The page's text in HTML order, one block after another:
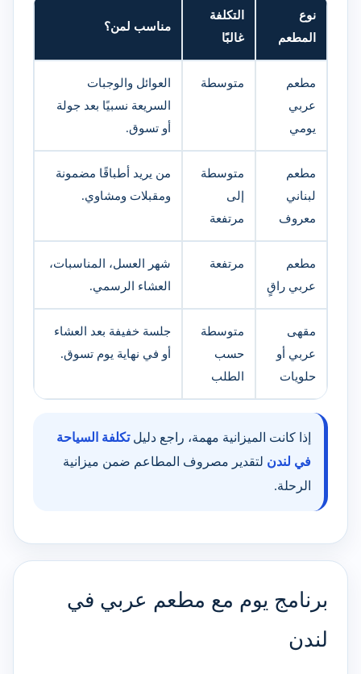
نوع
المطعم
التكلفة
غالبًا
مناسب لمن؟
مطعم
عربي
يومي
متوسطة
العوائل والوجبات
السريعة نسبيًا بعد جولة
أو تسوق.
مطعم
لبناني
معروف
متوسطة
إلى
مرتفعة
من يريد أطباقًا مضمونة
ومقبلات ومشاوي.
مطعم
عربي راقٍ
مرتفعة
شهر العسل، المناسبات،
العشاء الرسمي.
مقهى
عربي أو
حلويات
متوسطة
حسب
الطلب
جلسة خفيفة بعد العشاء
أو في نهاية يوم تسوق.
إذا كانت الميزانية مهمة، راجع دليلتكلفة السياحة
في لندن لتقدير مصروف المطاعم ضمن ميزانية
الرحلة.
برنامج يوم مع مطعم عربي في
لندن